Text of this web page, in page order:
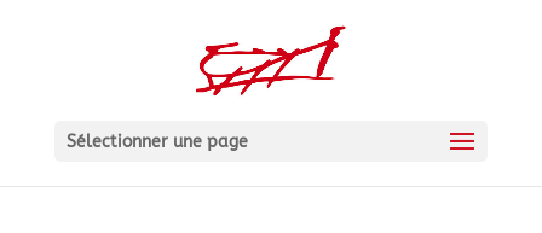
Sélectionner une page